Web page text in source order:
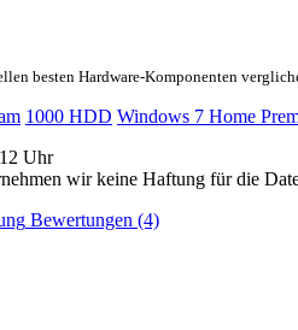
besten Hardware-Komponenten
1000 HDD Windows 7 Home
Uhr
wir keine Haftung für die
Bewertungen (4)